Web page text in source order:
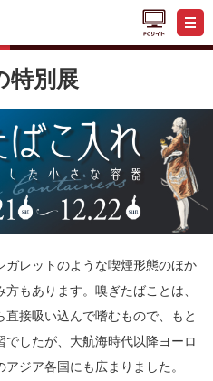
特別展
ガレットのような喫煙形態のほか
もあります。嗅ぎたばことは、
接吸い込んで嗜むもので、もと
したが、大航海時代以降ヨーロ
ジア各国にも広まりました。